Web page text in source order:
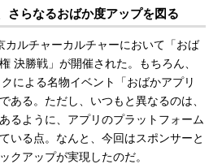
さらなるおばか度アップを図る
ルチャーカルチャーにおいて「おば
決勝戦」が開催された。もちろん、
による名物イベント「おばかアプリ
ある。ただし、いつもと異なるのは、
るように、アプリのプラットフォーム
いる点。なんと、今回はスポンサーと
クアップが実現したのだ。